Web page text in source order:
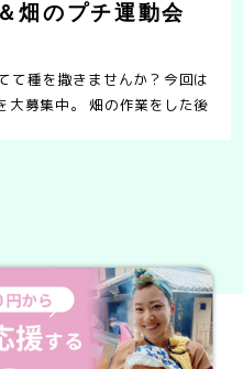
畑のプチ運動会
て種を撒きませんか？今回は
大募集中。 畑の作業をした後